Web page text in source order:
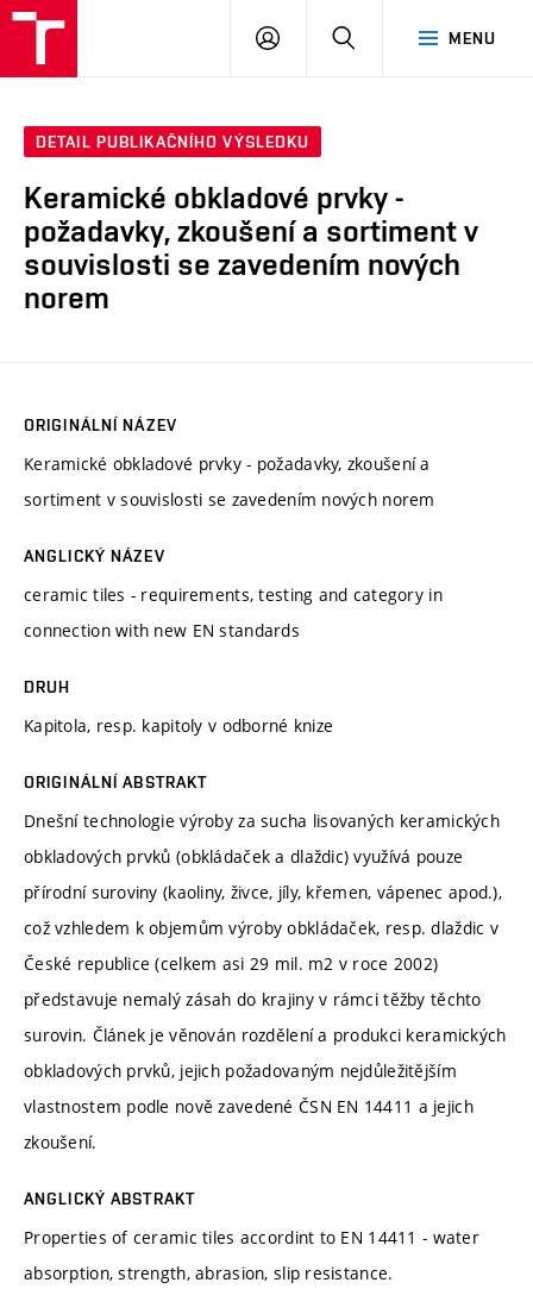
MENU
PŘIHLÁSIT
DETAIL PUBLIKAČNÍHO VÝSLEDKU
Keramické obkladové prvky -
požadavky, zkoušení a sortiment v
souvislosti se zavedením nových
norem
ORIGINÁLNÍ NÁZEV
Keramické obkladové prvky - požadavky, zkoušení a
sortiment v souvislosti se zavedením nových norem
ANGLICKÝ NÁZEV
ceramic tiles - requirements, testing and category in
connection with new EN standards
DRUH
Kapitola, resp. kapitoly v odborné knize
ORIGINÁLNÍ ABSTRAKT
Dnešní technologie výroby za sucha lisovaných keramických
obkladových prvků (obkládaček a dlaždic) využívá pouze
přírodní suroviny (kaoliny, živce, jíly, křemen, vápenec apod.),
což vzhledem k objemům výroby obkládaček, resp. dlaždic v
České republice (celkem asi 29 mil. m2 v roce 2002)
představuje nemalý zásah do krajiny v rámci těžby těchto
surovin. Článek je věnován rozdělení a produkci keramických
obkladových prvků, jejich požadovaným nejdůležitějším
vlastnostem podle nově zavedené ČSN EN 14411 a jejich
zkoušení.
ANGLICKÝ ABSTRAKT
Properties of ceramic tiles accordint to EN 14411 - water
absorption, strength, abrasion, slip resistance.